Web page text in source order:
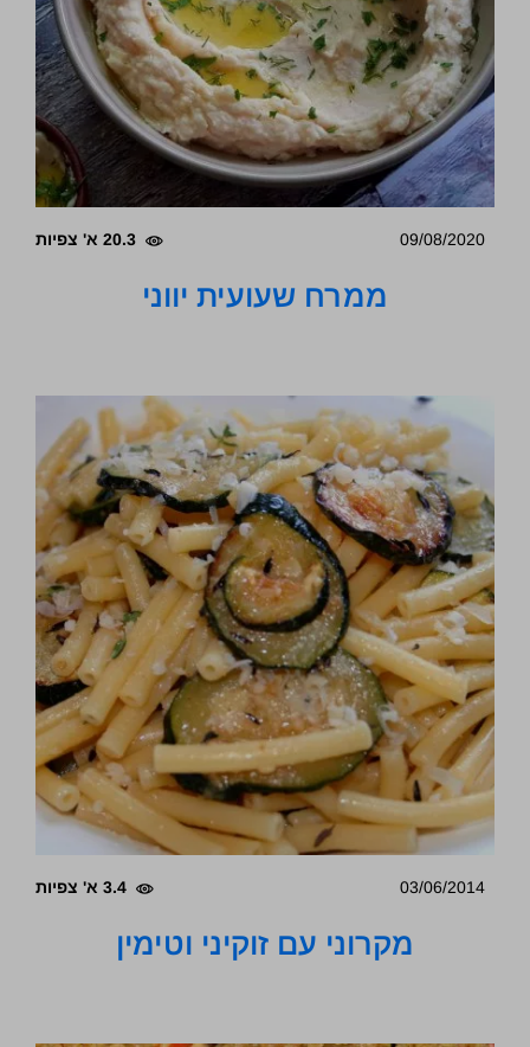
09/08/2020 20.3 א' צפיות
ממרח שעועית יווני
03/06/2014 3.4 א' צפיות
מקרוני עם זוקיני וטימין